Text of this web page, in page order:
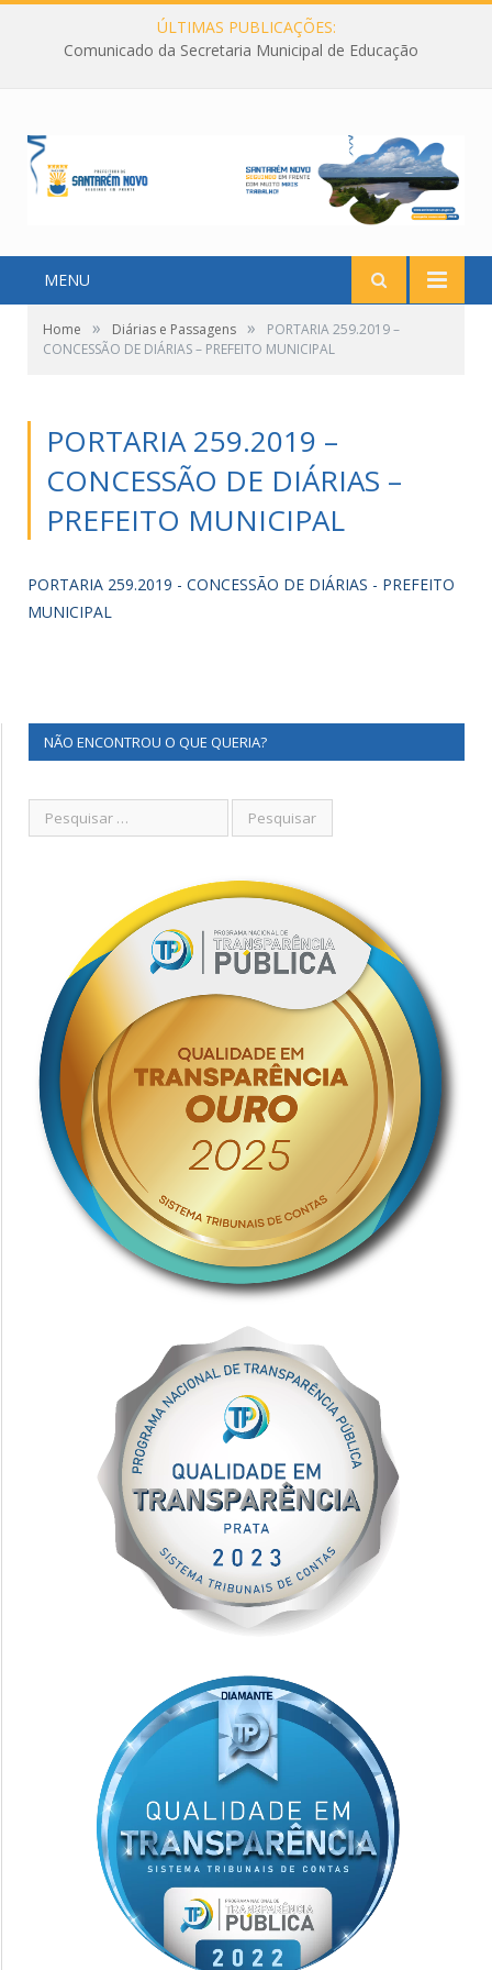
ÚLTIMAS PUBLICAÇÕES:
Comunicado da Secretaria Municipal de Educação
MENU
Home » Diárias e Passagens »
PORTARIA 259.2019 –
CONCESSÃO DE DIÁRIAS – PREFEITO MUNICIPAL
PORTARIA 259.2019 –
CONCESSÃO DE DIÁRIAS –
PREFEITO MUNICIPAL
PORTARIA 259.2019 - CONCESSÃO DE DIÁRIAS - PREFEITO
MUNICIPAL
NÃO ENCONTROU O QUE QUERIA?